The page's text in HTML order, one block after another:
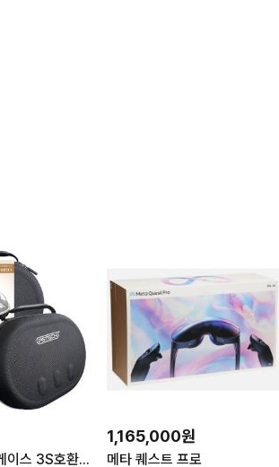
메타퀘스트3 케이스 3S호환 가방 악세사리 휴대용 보관 풀커버
1,165,000원
메타 퀘스트 프로